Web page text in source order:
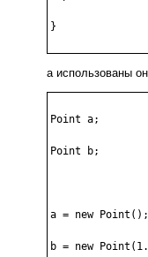
}
а использованы
Point a;
Point b;
a = new Point();
b = new